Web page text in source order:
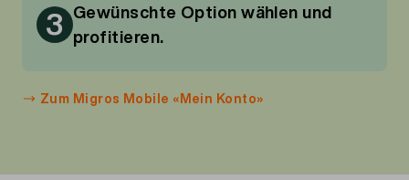
3 Gewünschte Option wählen und
profitieren.
Zum Migros Mobile «Mein Konto»